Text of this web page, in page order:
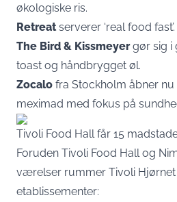
økologiske ris.
Retreat serverer ‘real food fast’.
The Bird & Kissmeyergør sig i
toast og håndbrygget øl.
Zocalo fra Stockholm åbner
meximad med fokus på
Tivoli Food Hall får 15
Foruden Tivoli Food Hall og
værelser rummer Tivoli
etablissementer: